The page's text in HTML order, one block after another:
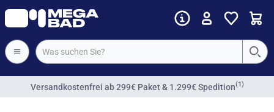
Versandkostenfrei ab 299€ Paket & 1.299€ Spedition(1)